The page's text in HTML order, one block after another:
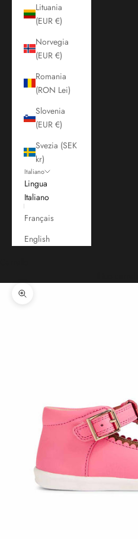
Lituania
(EUR €)
Norvegia
(EUR €)
Romania
(RON Lei)
Slovenia
(EUR €)
Svezia (SEK
kr)
Italiano
Lingua
Italiano
Français
English
Ingrandisci immagine